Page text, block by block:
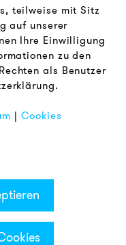
teilweise mit Sitz
auf unserer
Ihre Einwilligung
zu den
als Benutzer
| Cookies